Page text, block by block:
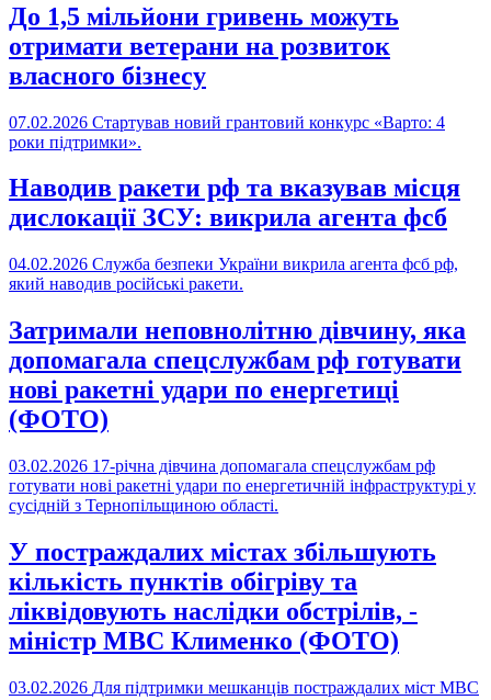
До 1,5 мільйони гривень можуть
отримати ветерани на розвиток
власного бізнесу
07.02.2026 Стартував новий грантовий конкурс «Варто: 4
роки підтримки».
Наводив ракети рф та вказував місця
дислокації ЗСУ: викрила агента фсб
04.02.2026 Служба безпеки України викрила агента фсб рф,
який наводив російські ракети.
Затримали неповнолітню дівчину, яка
допомагала спецслужбам рф готувати
нові ракетні удари по енергетиці
(ФОТО)
03.02.2026 17-річна дівчина допомагала спецслужбам рф
готувати нові ракетні удари по енергетичній інфраструктурі у
сусідній з Тернопільщиною області.
У постраждалих містах збільшують
кількість пунктів обігріву та
ліквідовують наслідки обстрілів, -
міністр МВС Клименко (ФОТО)
03.02.2026 Для підтримки мешканців постраждалих міст МВС